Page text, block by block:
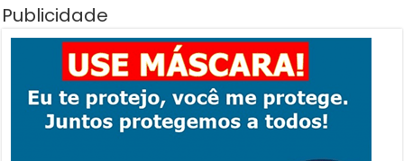
Publicidade